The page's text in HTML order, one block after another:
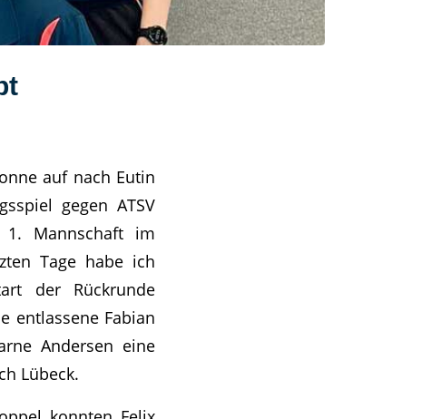
auf nach Eutin
gegen ATSV
1. Mannschaft im
Tage habe ich
der Rückrunde
entlassene Fabian
Andersen eine
Lübeck.